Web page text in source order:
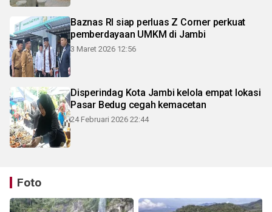
Baznas RI siap perluas Z Corner perkuat
pemberdayaan UMKM di Jambi
3 Maret 2026 12:56
Disperindag Kota Jambi kelola empat lokasi
Pasar Bedug cegah kemacetan
24 Februari 2026 22:44
Foto